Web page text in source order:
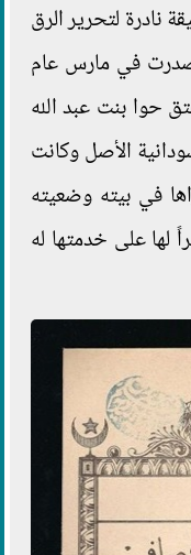
نادرة لتحرير الرق
عاماً حيث صدرت في مارس عام
حوا بنت عبد الله
عاماً وهى سودانية الأصل وكانت
في بيته وضعيته
لها على خدمتها له